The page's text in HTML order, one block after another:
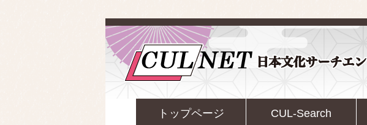
トップページ CUL-Search